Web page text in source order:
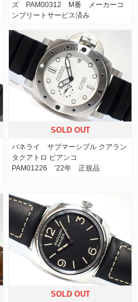
ズ PAM00312 M番 メーカーコ
ンプリートサービス済み
SOLD OUT
パネライ サブマーシブル クアラン
タクアトロ ビアンコ
PAM01226 ’22年 正規品
SOLD OUT